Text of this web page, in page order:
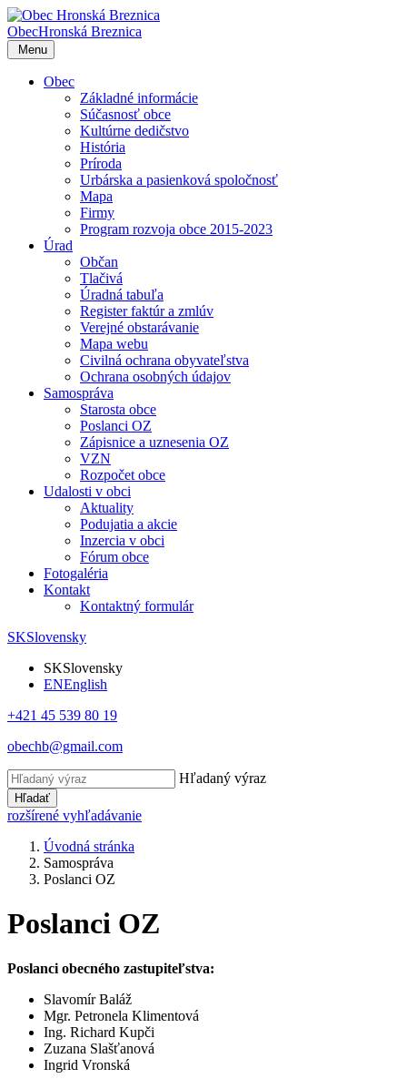
ObecHronská Breznica
Menu
Obec
Základné informácie
Súčasnosť obce
Kultúrne dedičstvo
História
Príroda
Urbárska a pasienková spoločnosť
Mapa
Firmy
Program rozvoja obce 2015-2023
Úrad
Občan
Tlačivá
Úradná tabuľa
Register faktúr a zmlúv
Verejné obstarávanie
Mapa webu
Civilná ochrana obyvateľstva
Ochrana osobných údajov
Samospráva
Starosta obce
Poslanci OZ
Zápisnice a uznesenia OZ
VZN
Rozpočet obce
Udalosti v obci
Aktuality
Podujatia a akcie
Inzercia v obci
Fórum obce
Fotogaléria
Kontakt
Kontaktný formulár
SKSlovensky
SKSlovensky
ENEnglish
+421 45 539 80 19
obechb@gmail.com
Hľadaný výraz
Hľadať
rozšírené vyhľadávanie
Úvodná stránka
Samospráva
Poslanci OZ
Poslanci OZ
Poslanci obecného zastupiteľstva:
Slavomír Baláž
Mgr. Petronela Klimentová
Ing. Richard Kupči
Zuzana Slašťanová
Ingrid Vronská